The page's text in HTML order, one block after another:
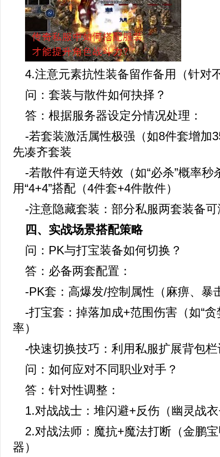
4.注意元素抗性装备留作备用（针对
问：套装与散件如何抉择？
答：根据服务器设定分情况处理：
-若套装激活属性极强（如8件套增加
先凑齐套装
-若散件有逆天特效（如“必杀”概率秒
用“4+4”搭配（4件套+4件散件）
-注意隐藏套装：部分私服两套装备
四、实战场景搭配策略
问：PK与打宝装备如何切换？
答：必备两套配置：
-PK套：高爆发/控制属性（麻痹、暴
-打宝套：掉落加成+范围伤害（如“贪
率）
-快速切换技巧：利用私服扩展背包
问：如何应对不同职业对手？
答：针对性调整：
1.对战战士：堆闪避+反伤（幽灵战
2.对战法师：魔抗+魔法打断（金鹏
器）